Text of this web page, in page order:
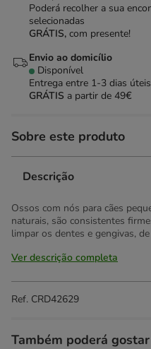
Poderá recolher a sua
selecionadas
GRÁTIS, com presente!
Envio ao domicílio
Disponível
Entrega entre 1-3 dias úteis
GRÁTIS a partir de 49€
Sobre este produto
Descrição
Ossos com nós para cães
naturais, são consistentes
limpar os dentes e gengivas,
Ver descrição completa
Ref. CRD42629
Também poderá gostar